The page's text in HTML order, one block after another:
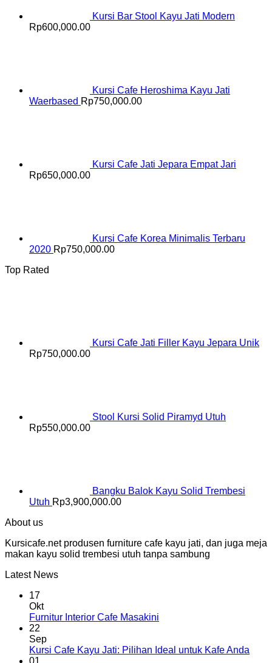
Kursi Bar Stool Kayu Jati Modern
Rp600,000.00
Kursi Cafe Heroshima Kayu Jati
Waerbased Rp750,000.00
Kursi Cafe Jati Jepara Empat Jari
Rp650,000.00
Kursi Cafe Korea Minimalis Terbaru
2020 Rp750,000.00
Top Rated
Kursi Cafe Jati Filler Kayu Jepara Unik
Rp750,000.00
Stool Kursi Solid Piramyd Utuh
Rp550,000.00
Bangku Balok Kayu Solid Trembesi
Utuh Rp3,900,000.00
About us
Kursicafe.net produsen furniture cafe kayu jati, dan juga meja
makan kayu solid trembesi utuh tanpa sambung
Latest News
17
Okt
Furnitur Interior Cafe Masakini
22
Sep
Kursi Cafe Kayu Jati: Pilihan Ideal untuk Kafe Anda